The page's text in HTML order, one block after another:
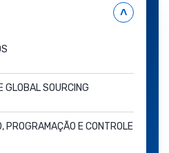
˄
GLOBAL SOURCING
PROGRAMAÇÃO E CONTROLE